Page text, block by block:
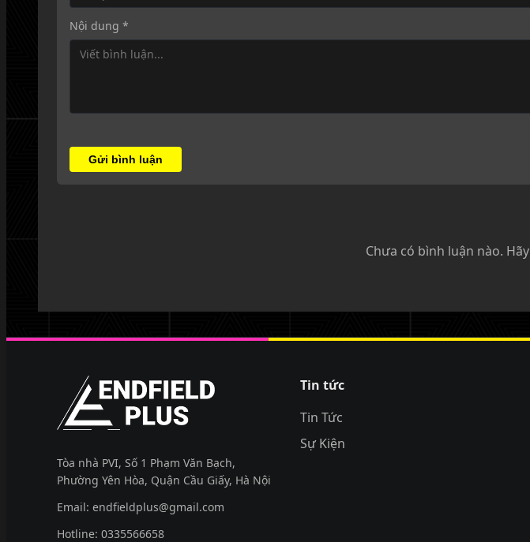
Nội dung *
Gửi bình luận
Chưa có bình luận nào.
EndfieldPlus
Tòa nhà PVI, Số 1 Phạm Văn Bạch,
Phường Yên Hòa, Quận Cầu Giấy, Hà Nội
Email: endfieldplus@gmail.com
Hotline: 0335566658
Tin tức
Tin Tức
Sự Kiện